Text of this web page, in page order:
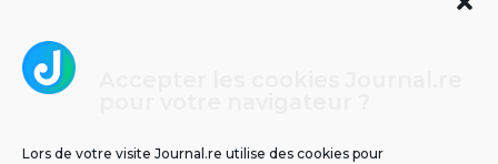
Lors de votre visite Journal.re utilise des cookies pour